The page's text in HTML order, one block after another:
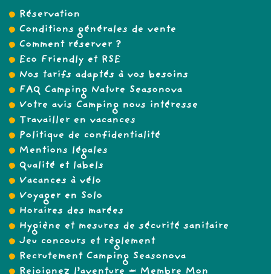
Réservation
Conditions générales de vente
Comment réserver ?
Eco Friendly et RSE
Nos tarifs adaptés à vos besoins
FAQ Camping Nature Seasonova
Votre avis Camping nous intéresse
Travailler en vacances
Politique de confidentialité
Mentions légales
Qualité et labels
Vacances à vélo
Voyager en Solo
Horaires des marées
Hygiène et mesures de sécurité sanitaire
Jeu concours et règlement
Recrutement Camping Seasonova